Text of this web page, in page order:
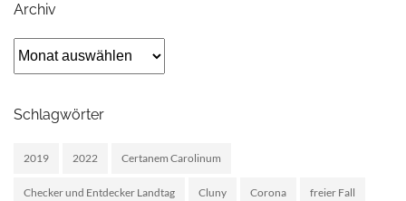
Archiv
Archiv
Schlagwörter
2019 2022 Certanem Carolinum
Checker und Entdecker Landtag Cluny Corona freier Fall